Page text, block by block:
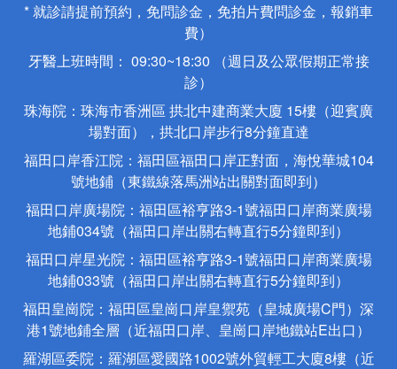
* 就診請提前預約，免問診金，免拍片費問診金，報銷車
費）
牙醫上班時間： 09:30~18:30 （週日及公眾假期正常接
診）
珠海院：珠海市香洲區 拱北中建商業大廈 15樓（迎賓廣
場對面），拱北口岸步行8分鐘直達
福田口岸香江院：福田區福田口岸正對面，海悅華城104
號地鋪（東鐵線落馬洲站出關對面即到）
福田口岸廣場院：福田區裕亨路3-1號福田口岸商業廣場
地鋪034號（福田口岸出關右轉直行5分鐘即到）
福田口岸星光院：福田區裕亨路3-1號福田口岸商業廣場
地鋪033號（福田口岸出關右轉直行5分鐘即到）
福田皇崗院：福田區皇崗口岸皇禦苑（皇城廣場C門）深
港1號地鋪全層（近福田口岸、皇崗口岸地鐵站E出口）
羅湖區委院：羅湖區愛國路1002號外貿輕工大廈8樓（近